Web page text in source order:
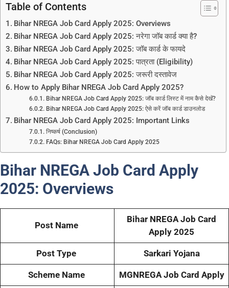
Table of Contents
Bihar NREGA Job Card Apply 2025: Overviews
Bihar NREGA Job Card Apply 2025: नरेगा जॉब कार्ड क्या है?
Bihar NREGA Job Card Apply 2025: जॉब कार्ड के फायदे
Bihar NREGA Job Card Apply 2025: पात्रता (Eligibility)
Bihar NREGA Job Card Apply 2025: जरूरी दस्तावेज
How to Apply Bihar NREGA Job Card Apply 2025?
Bihar NREGA Job Card Apply 2025: जॉब कार्ड लिस्ट में नाम कैसे देखें?
Bihar NREGA Job Card Apply 2025: ऐसे करें जॉब कार्ड डाउनलोड
Bihar NREGA Job Card Apply 2025: Important Links
निष्कर्ष (Conclusion)
FAQs: Bihar NREGA Job Card Apply 2025
Bihar NREGA Job Card Apply
2025: Overviews
Post Name
Bihar NREGA Job Card
Apply 2025
Post Type Sarkari Yojana
Scheme Name MGNREGA Job Card Apply